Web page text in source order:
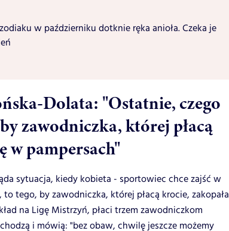
w październiku dotknie ręka anioła. Czeka je
Dolata: "Ostatnie, czego
zawodniczka, której płacą
w pampersach"
sytuacja, kiedy kobieta - sportowiec chce zajść w
tego, by zawodniczka, której płacą krocie, zakopała
na Ligę Mistrzyń, płaci trzem zawodniczkom
i mówią: "bez obaw, chwilę jeszcze możemy